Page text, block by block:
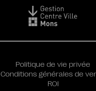
Politique de vie privée
Conditions générales de
ROI